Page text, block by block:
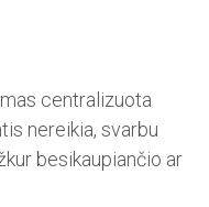
centralizuota
nereikia, svarbu
besikaupiančio ar